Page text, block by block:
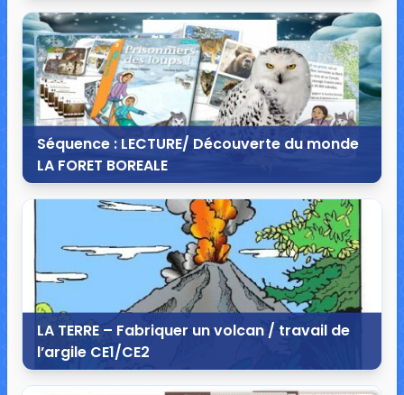
26 avril 2015
11 commentaires
129 146 vues
Séquence : LECTURE/ Découverte du monde
LA FORET BOREALE
2 janvier 2015
3 commentaires
32 527 vues
LA TERRE – Fabriquer un volcan / travail de
l’argile CE1/CE2
3 mai 2014